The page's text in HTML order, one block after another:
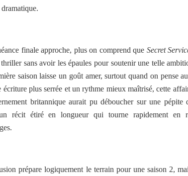
finale approche, plus on comprend que Secret
sans avoir les épaules pour soutenir une telle
saison laisse un goût amer, surtout quand on pense
écriture plus serrée et un rythme mieux maîtrisé, cette
britannique aurait pu déboucher sur une pépite
récit étiré en longueur qui tourne rapidement en
prépare logiquement le terrain pour une saison 2,